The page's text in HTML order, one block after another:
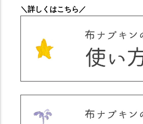
＼詳しくはこちら／